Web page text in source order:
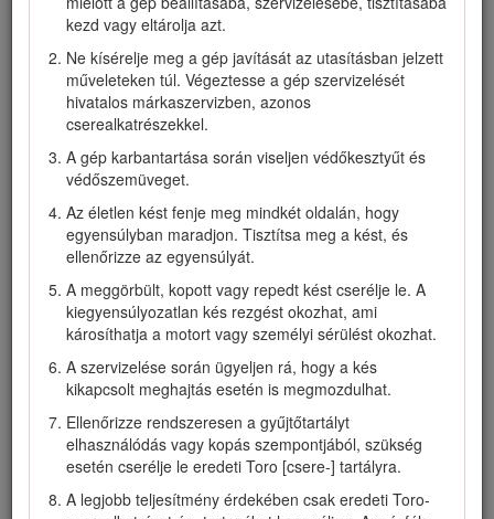
kezd vagy eltárolja azt.
Ne kísérelje meg a gép javítását az utasításban jelzett
műveleteken túl. Végeztesse a gép szervizelését
hivatalos márkaszervizben, azonos
cserealkatrészekkel.
A gép karbantartása során viseljen védőkesztyűt és
védőszemüveget.
Az életlen kést fenje meg mindkét oldalán, hogy
egyensúlyban maradjon. Tisztítsa meg a kést, és
ellenőrizze az egyensúlyát.
A meggörbült, kopott vagy repedt kést cserélje le. A
kiegyensúlyozatlan kés rezgést okozhat, ami
károsíthatja a motort vagy személyi sérülést okozhat.
A szervizelése során ügyeljen rá, hogy a kés
kikapcsolt meghajtás esetén is megmozdulhat.
Ellenőrizze rendszeresen a gyűjtőtartályt
elhasználódás vagy kopás szempontjából, szükség
esetén cserélje le eredeti Toro [csere-] tartályra.
A legjobb teljesítmény érdekében csak eredeti Toro-
A gép használatát teljes odafigyeléssel végezze. Ne
végezzen olyan tevékenységet, amely elvonhatja a
figyelmét, különben személyi sérülés vagy anyagi kár
lehet a következmény.
Állítsa le a gépet, távolítsa el az elektromos indítógombot,
vegye ki a gépből az akkumulátort és várja meg, amíg
minden mozgó alkatrész megáll, mielőtt a gép
beállításába, szervizelésébe, tisztításába kezd vagy
eltárolja azt.
Távolítsa el a gépből az akkumulátort és az elektromos
indítógombot, mielőtt őrizetlenül hagyja vagy tartozékot
cserélne rajta.
Ne erőltesse a gépet – hagyja, hogy a gép azzal a
sebességgel végezze a dolgát (jobban és
biztonságosabban), amelyre tervezték.
Legyen mindig résen – a gép működtetésekor figyeljen
arra, amit csinál, és használja a józan eszét. Ne használja
a gépet betegen, fáradtan, illetve alkohol vagy gyógyszer
hatása alatt.
A gépet csak megfelelő időjárási és jó látási körülmények
között használja. Ne használja a gépet, ha villámcsapás